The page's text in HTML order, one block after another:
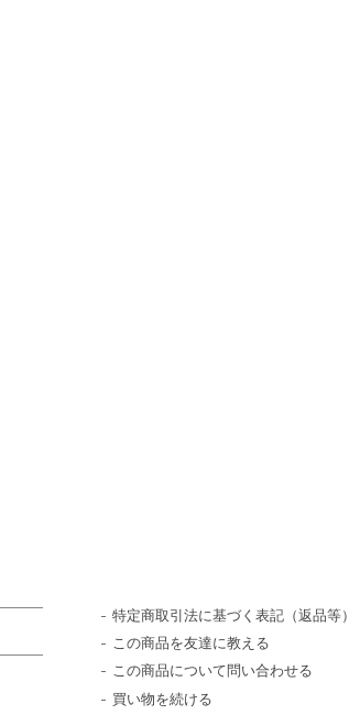
特定商取引法に基づく表記（返品等）
この商品を友達に教える
この商品について問い合わせる
買い物を続ける